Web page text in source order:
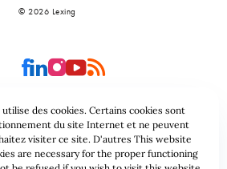
© 2026 Lexing
Algemene voorwaarden
des cookies. Certains cookies sont
du site Internet et ne peuvent
visiter ce site. D'autres This website
are necessary for the proper functioning